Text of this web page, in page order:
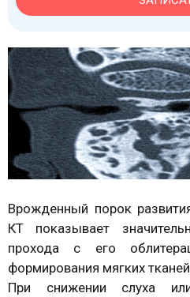
Врожденный порок
КТ показывает
прохода с его
формирования мягких
При снижении слуха